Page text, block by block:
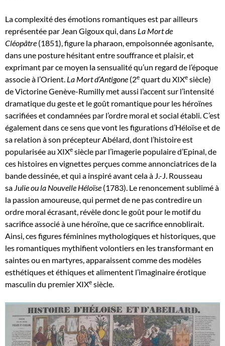
La complexité des émotions romantiques est par ailleurs
représentée par Jean Gigoux qui, dans La Mort de
Cléopâtre (1851), figure la pharaon, empoisonnée agonisante,
dans une posture hésitant entre souffrance et plaisir, et
exprimant par ce moyen la sensualité qu’un regard de l’époque
associe à l’Orient. La Mort d’Antigone (2e quart du XIXe siècle)
de Victorine Genève-Rumilly met aussi l’accent sur l’intensité
dramatique du geste et le goût romantique pour les héroïnes
sacrifiées et condamnées par l’ordre moral et social établi. C’est
également dans ce sens que vont les figurations d’Héloïse et de
sa relation à son précepteur Abélard, dont l’histoire est
popularisée au XIXe siècle par l’imagerie populaire d’Epinal, de
ces histoires en vignettes perçues comme annonciatrices de la
bande dessinée, et qui a inspiré avant cela à J.-J. Rousseau
sa Julie ou la Nouvelle Héloïse (1783). Le renoncement sublimé à
la passion amoureuse, qui permet de ne pas contredire un
ordre moral écrasant, révèle donc le goût pour le motif du
sacrifice associé à une héroïne, que ce sacrifice ennoblirait.
Ainsi, ces figures féminines mythologiques et historiques, que
les romantiques mythifient volontiers en les transformant en
saintes ou en martyres, apparaissent comme des modèles
esthétiques et éthiques et alimentent l’imaginaire érotique
masculin du premier XIXe siècle.